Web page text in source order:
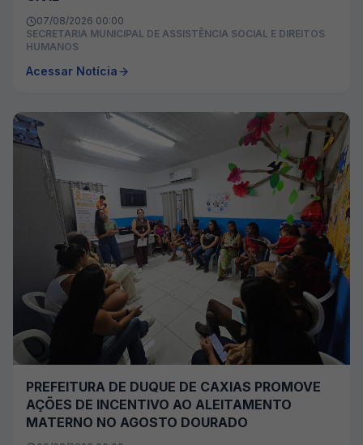
07/08/2026 00:00
SECRETARIA MUNICIPAL DE ASSISTÊNCIA SOCIAL E DIREITOS
HUMANOS
Acessar Notícia
PREFEITURA DE DUQUE DE CAXIAS PROMOVE
AÇÕES DE INCENTIVO AO ALEITAMENTO
MATERNO NO AGOSTO DOURADO